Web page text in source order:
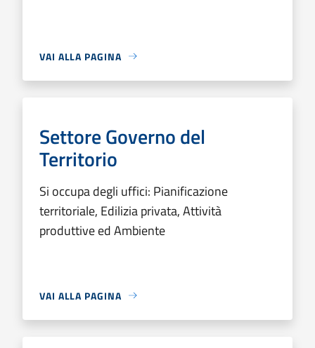
VAI ALLA PAGINA
Settore Governo del
Territorio
Si occupa degli uffici: Pianificazione
territoriale, Edilizia privata, Attività
produttive ed Ambiente
VAI ALLA PAGINA